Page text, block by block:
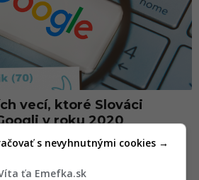
vecí, ktoré Slováci
v roku 2020
30.12.2020
ťa Emefka.sk
s nevyhnutnými cookies →